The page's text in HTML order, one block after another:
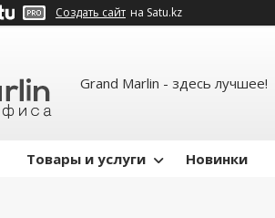
Создать сайт на Satu.kz
Grand Marlin - здесь лучшее!
Товары и услуги Новинки